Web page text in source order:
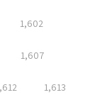
1,602
1,607
1,613